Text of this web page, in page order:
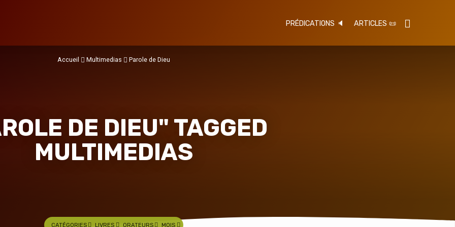
PRÉDICATIONS 🔈 ARTICLES 📜
DE DIEU" TAGGED
MULTIMEDIAS
Accueil Multimedias Parole de Dieu
CATÉGORIES LIVRES ORATEURS MOIS